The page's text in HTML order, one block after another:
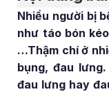
Nhiều người bị
như táo bón
…Thậm chí ở
bụng, đau
đau lưng hay